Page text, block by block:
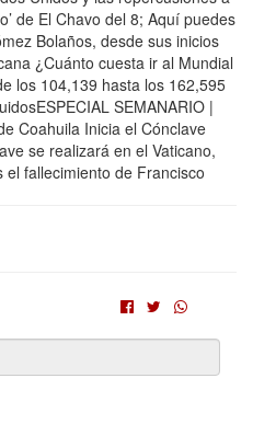
de El Chavo del 8; Aquí puedes
Bolaños, desde sus inicios
¿Cuánto cuesta ir al Mundial
los 104,139 hasta los 162,595
SEMANARIO |
Coahuila Inicia el Cónclave
se realizará en el Vaticano,
fallecimiento de Francisco